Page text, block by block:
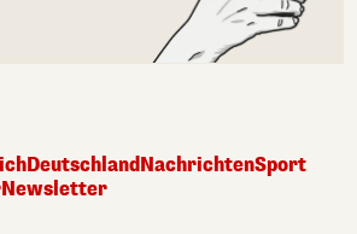
DeutschlandNachrichtenSport
Newsletter